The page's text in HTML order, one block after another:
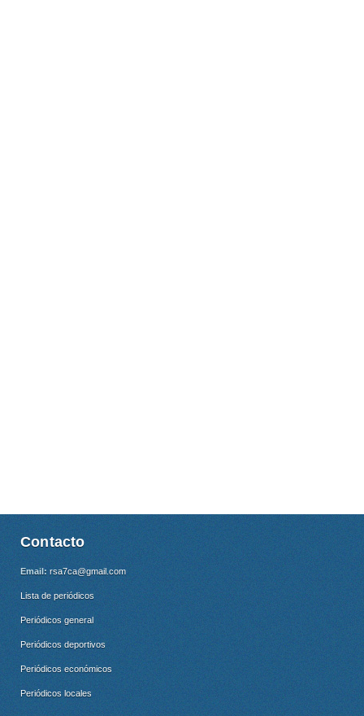
Contacto
Email: rsa7ca@gmail.com
Lista de periódicos
Periódicos general
Periódicos deportivos
Periódicos económicos
Periódicos locales